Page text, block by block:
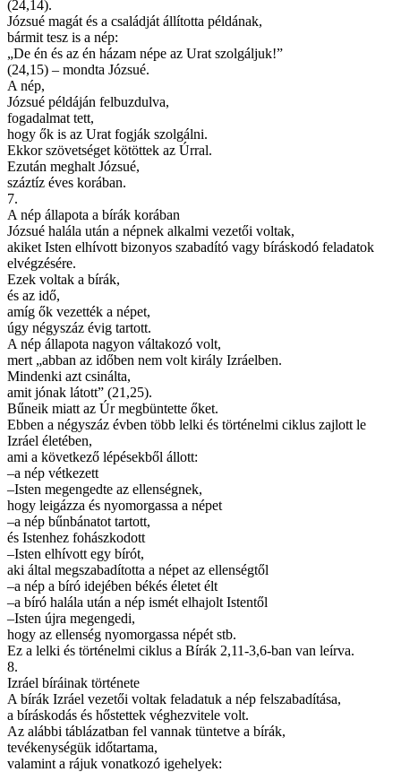
(24,14).
Józsué magát és a családját állította példának,
bármit tesz is a nép:
„De én és az én házam népe az Urat szolgáljuk!”
(24,15) – mondta Józsué.
A nép,
Józsué példáján felbuzdulva,
fogadalmat tett,
hogy ők is az Urat fogják szolgálni.
Ekkor szövetséget kötöttek az Úrral.
Ezután meghalt Józsué,
száztíz éves korában.
7.
A nép állapota a bírák korában
Józsué halála után a népnek alkalmi vezetői voltak,
akiket Isten elhívott bizonyos szabadító vagy bíráskodó feladatok
elvégzésére.
Ezek voltak a bírák,
és az idő,
amíg ők vezették a népet,
úgy négyszáz évig tartott.
A nép állapota nagyon váltakozó volt,
mert „abban az időben nem volt király Izráelben.
Mindenki azt csinálta,
amit jónak látott” (21,25).
Bűneik miatt az Úr megbüntette őket.
Ebben a négyszáz évben több lelki és történelmi ciklus zajlott le
Izráel életében,
ami a következő lépésekből állott:
–a nép vétkezett
–Isten megengedte az ellenségnek,
hogy leigázza és nyomorgassa a népet
–a nép bűnbánatot tartott,
és Istenhez fohászkodott
–Isten elhívott egy bírót,
aki által megszabadította a népet az ellenségtől
–a nép a bíró idejében békés életet élt
–a bíró halála után a nép ismét elhajolt Istentől
–Isten újra megengedi,
hogy az ellenség nyomorgassa népét stb.
Ez a lelki és történelmi ciklus a Bírák 2,11-3,6-ban van leírva.
8.
Izráel bíráinak története
A bírák Izráel vezetői voltak feladatuk a nép felszabadítása,
a bíráskodás és hőstettek véghezvitele volt.
Az alábbi táblázatban fel vannak tüntetve a bírák,
tevékenységük időtartama,
valamint a rájuk vonatkozó igehelyek: